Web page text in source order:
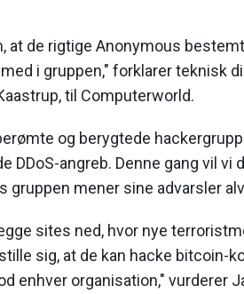
at de rigtige Anonymous
i gruppen," forklarer teknisk
til Computerworld.
og berygtede
DDoS-angreb. Denne gang vil vi
gruppen mener sine advarsler
sites ned, hvor nye
sig, at de kan hacke bitcoin-
enhver organisation," vurderer